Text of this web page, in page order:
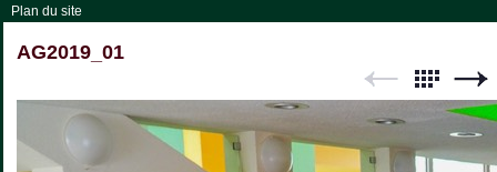
Plan du site
AG2019_01